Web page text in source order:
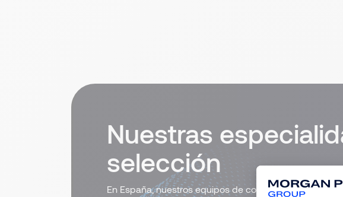
Nuestras
selección
En España, nuestros equipos de consultores de